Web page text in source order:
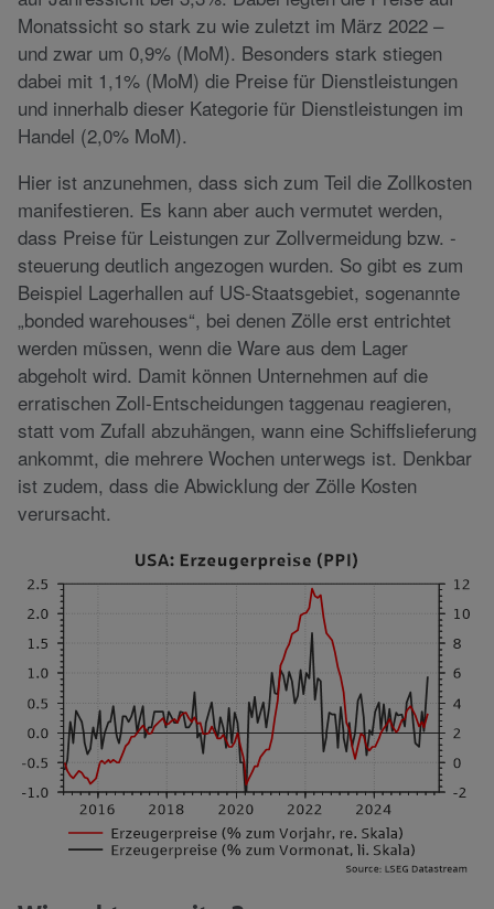
Monatssicht so stark zu wie zuletzt im März 2022 –
und zwar um 0,9% (MoM). Besonders stark stiegen
dabei mit 1,1% (MoM) die Preise für Dienstleistungen
und innerhalb dieser Kategorie für Dienstleistungen im
Handel (2,0% MoM).
Hier ist anzunehmen, dass sich zum Teil die Zollkosten
manifestieren. Es kann aber auch vermutet werden,
dass Preise für Leistungen zur Zollvermeidung bzw. -
steuerung deutlich angezogen wurden. So gibt es zum
Beispiel Lagerhallen auf US-Staatsgebiet, sogenannte
„bonded warehouses“, bei denen Zölle erst entrichtet
werden müssen, wenn die Ware aus dem Lager
abgeholt wird. Damit können Unternehmen auf die
erratischen Zoll-Entscheidungen taggenau reagieren,
statt vom Zufall abzuhängen, wann eine Schiffslieferung
ankommt, die mehrere Wochen unterwegs ist. Denkbar
ist zudem, dass die Abwicklung der Zölle Kosten
verursacht.